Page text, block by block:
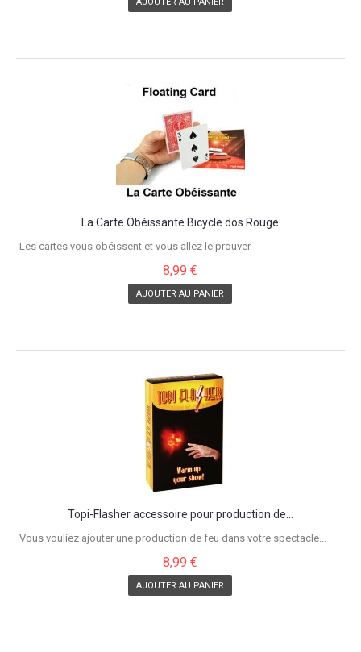
AJOUTER AU PANIER
La Carte Obéissante Bicycle dos Rouge
Les cartes vous obéissent et vous allez le prouver.
8,99 €
AJOUTER AU PANIER
Topi-Flasher accessoire pour production de...
Vous vouliez ajouter une production de feu dans votre spectacle...
8,99 €
AJOUTER AU PANIER